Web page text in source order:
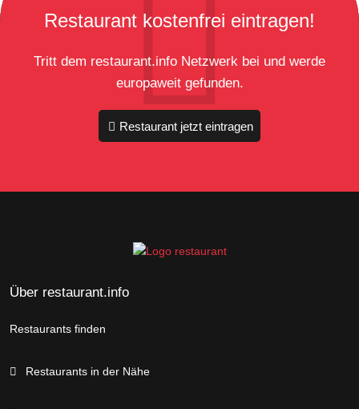
Restaurant kostenfrei eintragen!
Tritt dem restaurant.info Netzwerk bei und werde
europaweit gefunden.
Restaurant jetzt eintragen
Über restaurant.info
Restaurants finden
Restaurants in der Nähe